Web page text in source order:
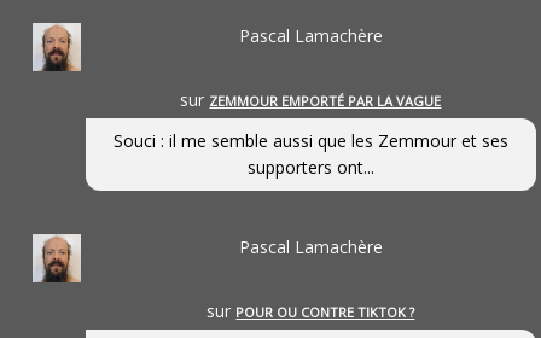
Pascal Lamachère
sur ZEMMOUR EMPORTÉ PAR LA VAGUE
Souci : il me semble aussi que les Zemmour et ses
supporters ont...
Pascal Lamachère
sur POUR OU CONTRE TIKTOK ?